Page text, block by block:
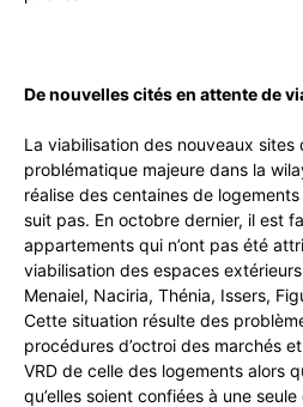
De nouvelles cités en attente de
La viabilisation des nouveaux sites
problématique majeure dans la
réalise des centaines de
suit pas. En octobre dernier, il est
appartements qui n’ont pas été
viabilisation des espaces
Menaiel, Naciria, Thénia, Issers,
Cette situation résulte des
procédures d’octroi des marchés
VRD de celle des logements alors
qu’elles soient confiées à une